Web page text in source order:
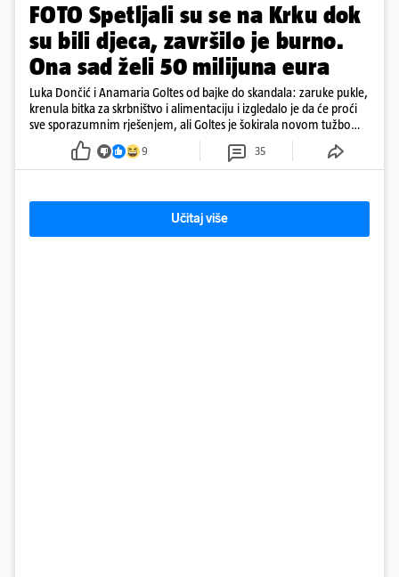
FOTO Spetljali su se na Krku dok
su bili djeca, završilo je burno.
Ona sad želi 50 milijuna eura
Luka Dončić i Anamaria Goltes od bajke do skandala: zaruke pukle,
krenula bitka za skrbništvo i alimentaciju i izgledalo je da će proći
sve sporazumnim rješenjem, ali Goltes je šokirala novom tužbom
u Sloveniji
9 35
Učitaj više